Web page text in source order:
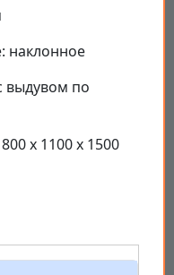
наклонное
выдувом по
x 1100 x 1500